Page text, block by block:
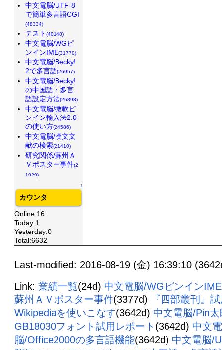
中文電脳/UTF-8
で簡単多言語CGI
(48334)
テスト (40148)
中文電脳/WGピ
ンインIME(31770)
中文電脳/Becky!
2で多言語(26957)
中文電脳/Becky!
の中国語・多言
語設定方法(26898)
中文電脳/微軟ピ
ンイン輸入法2.0
の使い方(24586)
中文電脳/漢文文
献の検索(21410)
研究関係/蘇州Ａ
Ｖポスター事件(2
1029)
↑
カウンタ
Online:16
Today:1
Yesterday:0
Total:6632
Last-modified: 2016-08-19 (金) 16:39:10
Link: 業績一覧(24d) 中文電脳/WGピンインIME
蘇州ＡＶポスター事件(3377d)
『四部叢刊』
Wikipediaを使いこなす(3642d) 中文電脳/Pin
GB18030フォント試用レポート (3642d) 中文
脳/Office2000の多言語機能(3642d) 中文電脳/